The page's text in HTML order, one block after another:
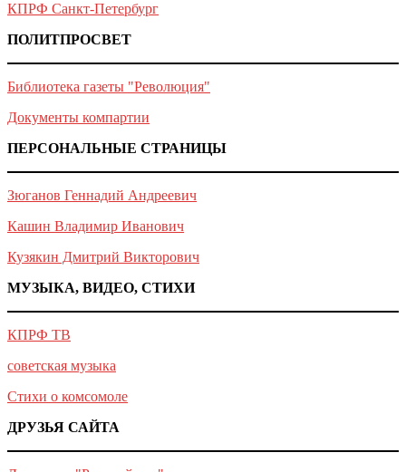
КПРФ Санкт-Петербург
ПОЛИТПРОСВЕТ
Библиотека газеты "Революция"
Документы компартии
ПЕРСОНАЛЬНЫЕ СТРАНИЦЫ
Зюганов Геннадий Андреевич
Кашин Владимир Иванович
Кузякин Дмитрий Викторович
МУЗЫКА, ВИДЕО, СТИХИ
КПРФ ТВ
советская музыка
Стихи о комсомоле
ДРУЗЬЯ САЙТА